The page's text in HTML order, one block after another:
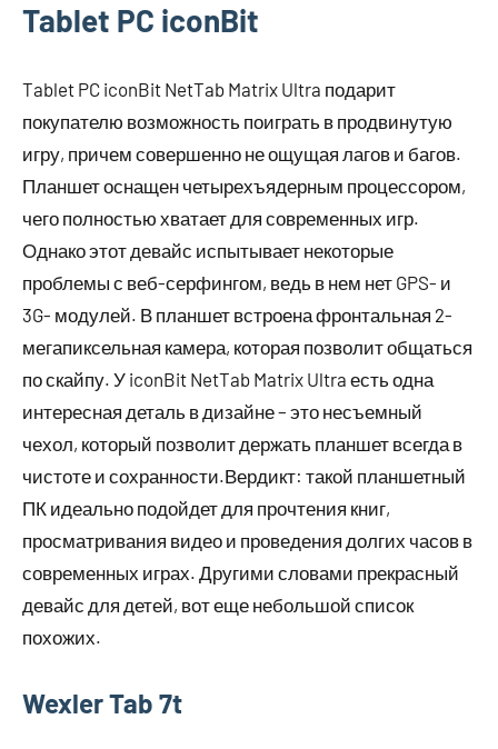
Tablet PC iconBit
Tablet PC iconBit NetTab Matrix Ultra подарит
покупателю возможность поиграть в продвинутую
игру, причем совершенно не ощущая лагов и багов.
Планшет оснащен четырехъядерным процессором,
чего полностью хватает для современных игр.
Однако этот девайс испытывает некоторые
проблемы с веб-серфингом, ведь в нем нет GPS- и
3G- модулей. В планшет встроена фронтальная 2-
мегапиксельная камера, которая позволит общаться
по скайпу. У iconBit NetTab Matrix Ultra есть одна
интересная деталь в дизайне – это несъемный
чехол, который позволит держать планшет всегда в
чистоте и сохранности.Вердикт: такой планшетный
ПК идеально подойдет для прочтения книг,
просматривания видео и проведения долгих часов в
современных играх. Другими словами прекрасный
девайс для детей, вот еще небольшой список
похожих.
Wexler Tab 7t